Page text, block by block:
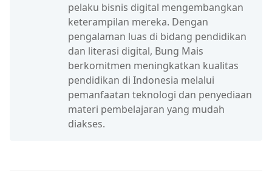
pelaku bisnis digital mengembangkan
keterampilan mereka. Dengan
pengalaman luas di bidang pendidikan
dan literasi digital, Bung Mais
berkomitmen meningkatkan kualitas
pendidikan di Indonesia melalui
pemanfaatan teknologi dan penyediaan
materi pembelajaran yang mudah
diakses.